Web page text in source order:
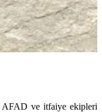
AFAD ve itfaiye ekipleri